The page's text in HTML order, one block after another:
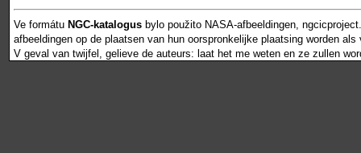
Ve formátu NGC-katalogus bylo použito NASA-afbeeldingen,
afbeeldingen op de plaatsen van hun oorspronkelijke plaatsing worden
V geval van twijfel, gelieve de auteurs: laat het me weten en ze zullen